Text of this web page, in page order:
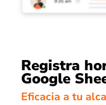
Registra
Google
Eficacia a tu